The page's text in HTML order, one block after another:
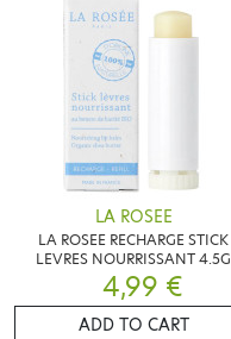
LA ROSEE
LA ROSEE RECHARGE STICK
LEVRES NOURRISSANT 4.5G
4,99 €
ADD TO CART